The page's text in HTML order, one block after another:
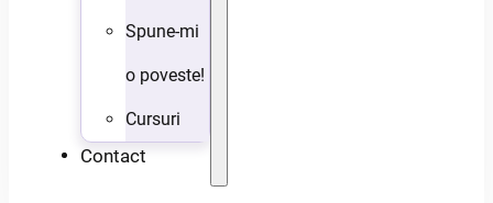
Spune-mi
o poveste!
Cursuri
Contact